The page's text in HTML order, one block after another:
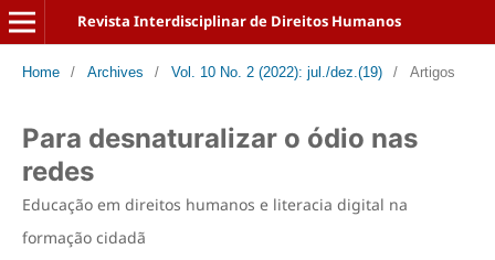
Revista Interdisciplinar de Direitos Humanos
Home / Archives / Vol. 10 No. 2 (2022): jul./dez.(19) / Artigos
Para desnaturalizar o ódio nas
redes
Educação em direitos humanos e literacia digital na
formação cidadã